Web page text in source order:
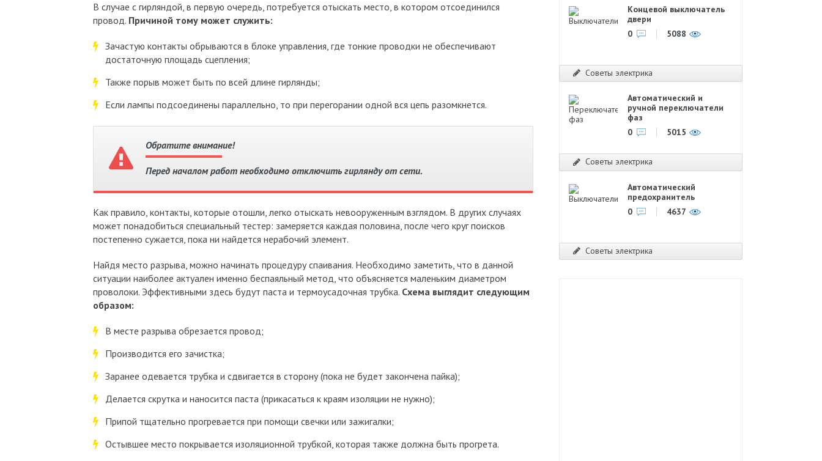
В случае с гирляндой, в первую очередь, потребуется отыскать место, в котором отсоединился
провод. Причиной тому может служить:
Зачастую контакты обрываются в блоке управления, где тонкие проводки не обеспечивают
достаточную площадь сцепления;
Также порыв может быть по всей длине гирлянды;
Если лампы подсоединены параллельно, то при перегорании одной вся цепь разомкнется.
Обратите внимание!
Перед началом работ необходимо отключить гирлянду от сети.
Как правило, контакты, которые отошли, легко отыскать невооруженным взглядом. В других случаях
может понадобиться специальный тестер: замеряется каждая половина, после чего круг поисков
постепенно сужается, пока ни найдется нерабочий элемент.
Найдя место разрыва, можно начинать процедуру спаивания. Необходимо заметить, что в данной
ситуации наиболее актуален именно беспаяльный метод, что объясняется маленьким диаметром
проволоки. Эффективными здесь будут паста и термоусадочная трубка. Схема выглядит следующим
образом:
В месте разрыва обрезается провод;
Производится его зачистка;
Заранее одевается трубка и сдвигается в сторону (пока не будет закончена пайка);
Делается скрутка и наносится паста (прикасаться к краям изоляции не нужно);
Припой тщательно прогревается при помощи свечки или зажигалки;
Остывшее место покрывается изоляционной трубкой, которая также должна быть прогрета.
Концевой выключатель
двери
0
5088
Советы электрика
Автоматический и
ручной переключатели
фаз
0
5015
Советы электрика
Автоматический
предохранитель
0
4637
Советы электрика